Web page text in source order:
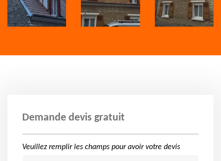
Demande devis gratuit
Veuillez remplir les champs pour avoir votre devis